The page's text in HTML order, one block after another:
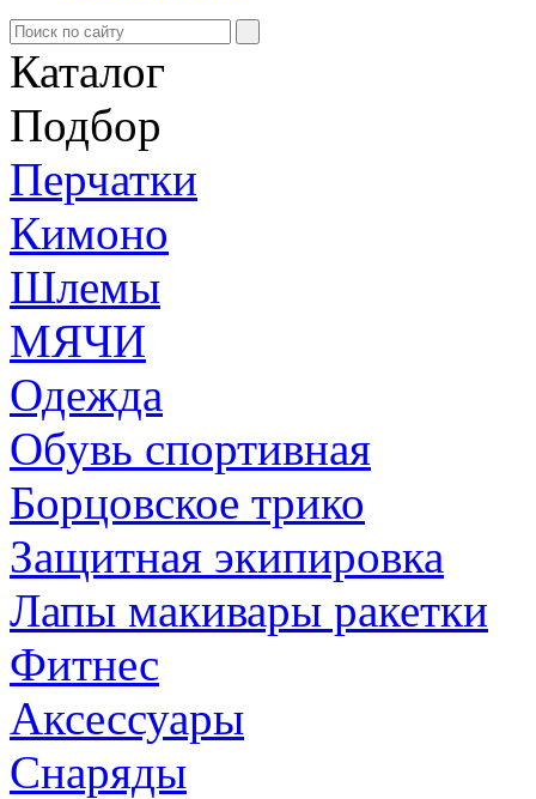
Каталог
Подбор
Перчатки
Кимоно
Шлемы
МЯЧИ
Одежда
Обувь спортивная
Борцовское трико
Защитная экипировка
Лапы макивары ракетки
Фитнес
Аксессуары
Снаряды